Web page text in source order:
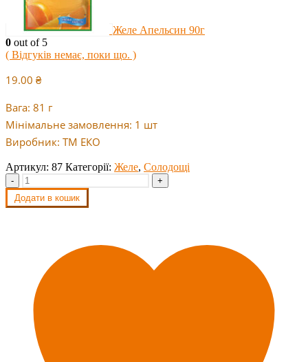
Желе Апельсин 90г
0 out of 5
( Відгуків немає, поки що. )
19.00 ₴
Вага: 81 г
Мінімальне замовлення: 1 шт
Виробник: ТМ ЕКО
Артикул: 87 Категорії: Желе, Солодощі
-
+
Додати в кошик